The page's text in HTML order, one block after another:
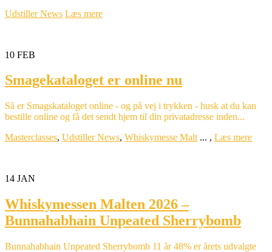
Udstiller News Læs mere
10 FEB
Smagekataloget er online nu
Så er Smagskataloget online - og på vej i trykken - husk at du kan
bestille online og få det sendt hjem til din privatadresse inden...
Masterclasses, Udstiller News, Whiskymesse Malt ... , Læs mere
14 JAN
Whiskymessen Malten 2026 –
Bunnahabhain Unpeated Sherrybomb
Bunnahabhain Unpeated Sherrybomb 11 år 48% er årets udvalgte